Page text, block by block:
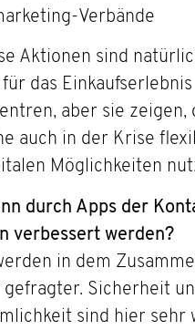
Verbände
Aktionen sind
das
aber sie zeigen,
auch in der Krise
Möglichkeiten
durch Apps der
verbessert werden?
in dem
gefragter. Sicherheit
sind hier sehr